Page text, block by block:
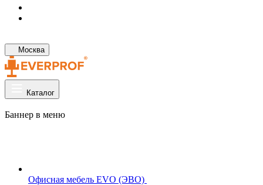
Москва
Каталог
Баннер в меню
Офисная мебель EVO (ЭВО)